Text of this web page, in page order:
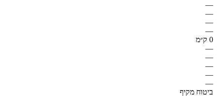
—
—
—
—
0 ק״מ
—
—
—
—
—
ביטוח מקיף